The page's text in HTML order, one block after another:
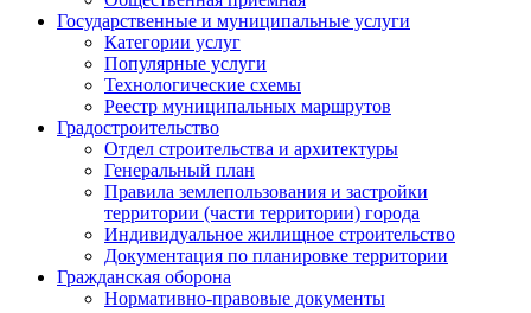
Государственные и муниципальные услуги
Категории услуг
Популярные услуги
Технологические схемы
Реестр муниципальных маршрутов
Градостроительство
Отдел строительства и архитектуры
Генеральный план
Правила землепользования и застройки
территории (части территории) города
Индивидуальное жилищное строительство
Документация по планировке территории
Гражданская оборона
Н​ормативно-правовые документы